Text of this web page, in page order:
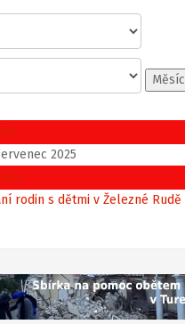
Měsíc
2025
rodin s dětmi v Železné Rudě